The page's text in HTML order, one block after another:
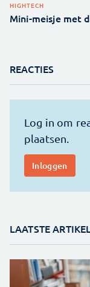
HIGHTECH
Mini-meisje met
REACTIES
LAATSTE